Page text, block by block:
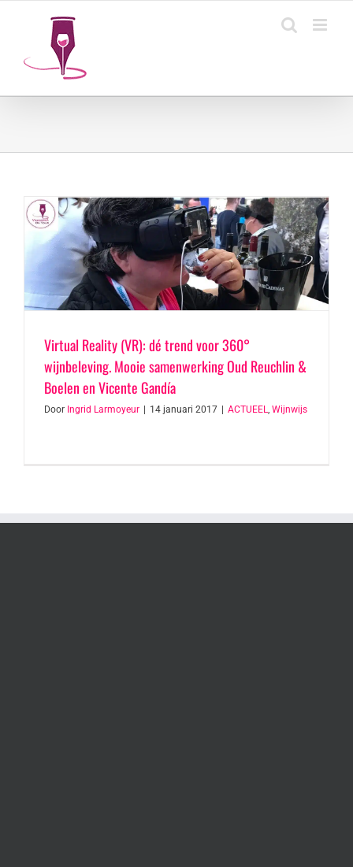
Virtual Reality (VR): dé trend voor 360°
wijnbeleving. Mooie samenwerking Oud Reuchlin &
Boelen en Vicente Gandía
Door Ingrid Larmoyeur | 14 januari 2017 | ACTUEEL Wijnwijs